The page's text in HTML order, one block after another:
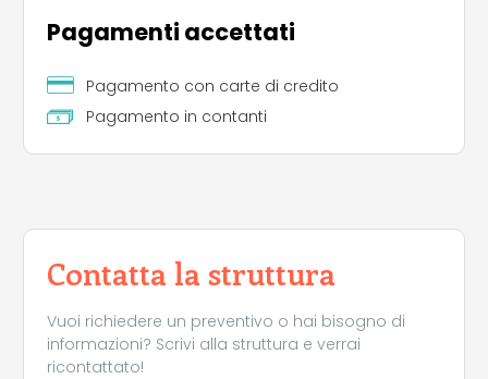
Pagamenti accettati
Pagamento con carte di credito
Pagamento in contanti
Contatta la struttura
Vuoi richiedere un preventivo o hai bisogno di
informazioni? Scrivi alla struttura e verrai
ricontattato!